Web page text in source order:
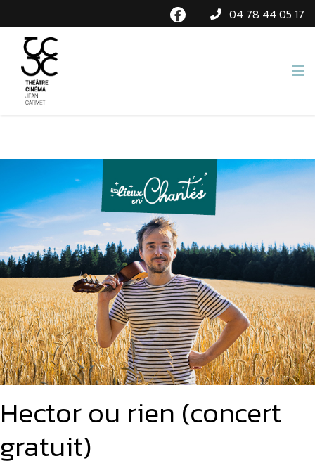
04 78 44 05 17
Hector ou rien (concert
gratuit)